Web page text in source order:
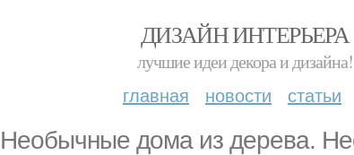
ДИЗАЙН ИНТЕРЬЕРА
лучшие идеи декора и дизайна!
главная новости статьи
Необычные дома из дерева.